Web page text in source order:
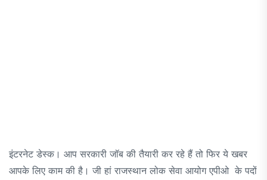
इंटरनेट डेस्क। आप सरकारी जॉब की तैयारी कर रहे हैं तो फिर ये खबर
आपके लिए काम की है। जी हां राजस्थान लोक सेवा आयोग एपीओ के पदों